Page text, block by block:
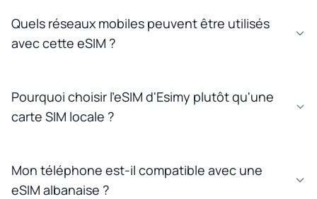
Quels réseaux mobiles peuvent être utilisés
avec cette eSIM ?
Pourquoi choisir l'eSIM d'Esimy plutôt qu'une
carte SIM locale ?
Mon téléphone est-il compatible avec une
eSIM albanaise ?